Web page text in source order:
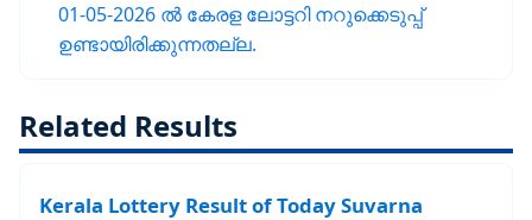
01-05-2026 ൽ കേരള ലോട്ടറി നറുക്കെടുപ്പ്
ഉണ്ടായിരിക്കുന്നതല്ല.
Related Results
Kerala Lottery Result of Today Suvarna